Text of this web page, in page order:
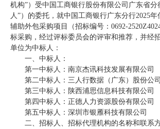
机构”）受中国工商银行股份有限公司广东省分
人 ”）的委托，就中国工商银行广东分行2025
辅助外包采购项目
（招标编号： 0692-
标采购 ，经过评标委员会的评审和推荐，并经
单位为中标 人：
一、 中标 人：
第一中标人：南京杰讯科技发展有限公司
第二中标人 ： 三人行数据（广东）股份公司
第三中标人 ： 陕西浦思信息科技有限公司
第四中标人 ：正德人力资源股份有限公司
第五中标人 ： 深圳市银雁科技有限公司
二、 招标人 招标代理机构的名称和联系